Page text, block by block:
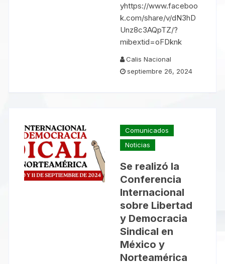
yhttps://www.faceboo
k.com/share/v/dN3hD
Unz8c3AQpTZ/?
mibextid=oFDknk
Calis Nacional
septiembre 26, 2024
Comunicados
Noticias
Se realizó la
Conferencia
Internacional
sobre Libertad
y Democracia
Sindical en
México y
Norteamérica